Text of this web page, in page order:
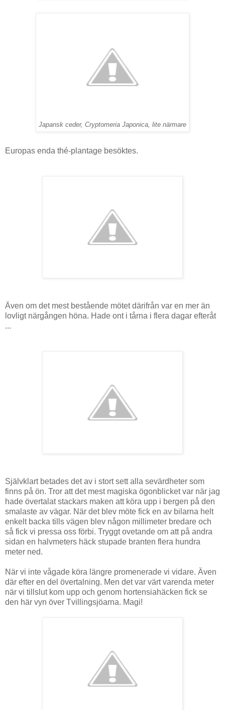
Japansk ceder, Cryptomeria Japonica, lite närmare
Europas enda thé-plantage besöktes.
Även om det mest bestående mötet därifrån var en mer än
lovligt närgången höna. Hade ont i tårna i flera dagar efteråt
...
Självklart betades det av i stort sett alla sevärdheter som
finns på ön. Tror att det mest magiska ögonblicket var när jag
hade övertalat stackars maken att köra upp i bergen på den
smalaste av vägar. När det blev möte fick en av bilarna helt
enkelt backa tills vägen blev någon millimeter bredare och
så fick vi pressa oss förbi. Tryggt ovetande om att på andra
sidan en halvmeters häck stupade branten flera hundra
meter ned.
När vi inte vågade köra längre promenerade vi vidare. Även
där efter en del övertalning. Men det var värt varenda meter
när vi tillslut kom upp och genom hortensiahäcken fick se
den här vyn över Tvillingsjöarna. Magi!